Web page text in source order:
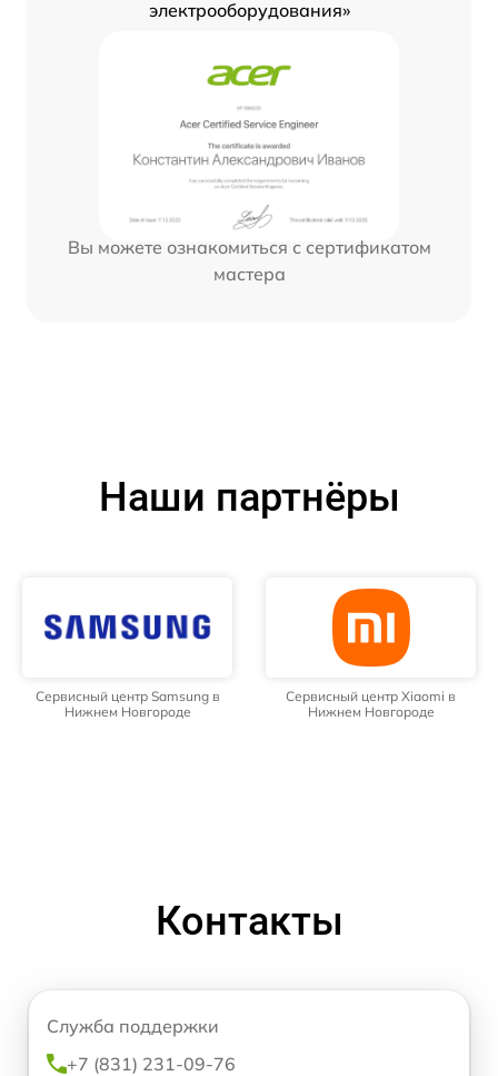
электрооборудования»
Вы можете ознакомиться с сертификатом
мастера
Наши партнёры
Сервисный центр Samsung в
Нижнем Новгороде
Сервисный центр Xiaomi в
Нижнем Новгороде
Контакты
Служба поддержки
+7 (831) 231-09-76